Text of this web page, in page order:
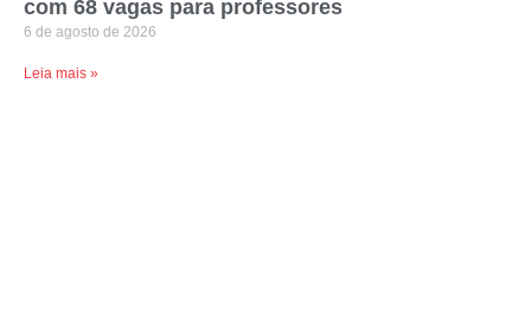
com 68 vagas para professores
6 de agosto de 2026
Leia mais »